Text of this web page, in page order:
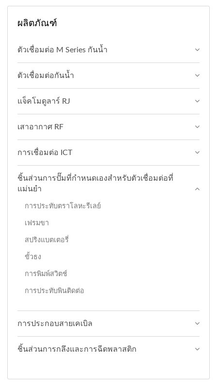
ผลิตภัณฑ์
ตัวเชื่อมต่อ M Series กันน้ำ
ตัวเชื่อมต่อกันน้ำ
แจ็คโมดูลาร์ RJ
เสาอากาศ RF
การเชื่อมต่อ ICT
ชิ้นส่วนการปั๊มที่กำหนดเองสำหรับตัวเชื่อมต่อที่
แม่นยำ
การประทับตราโลหะรีเลย์
เฟรมขา
สปริงแบตเตอรี่
ขั้วธง
การพิมพ์สวิตช์
การประทับพินติดต่อ
การประกอบสายเคเบิล
ชิ้นส่วนการกลึงและการฉีดพลาสติก